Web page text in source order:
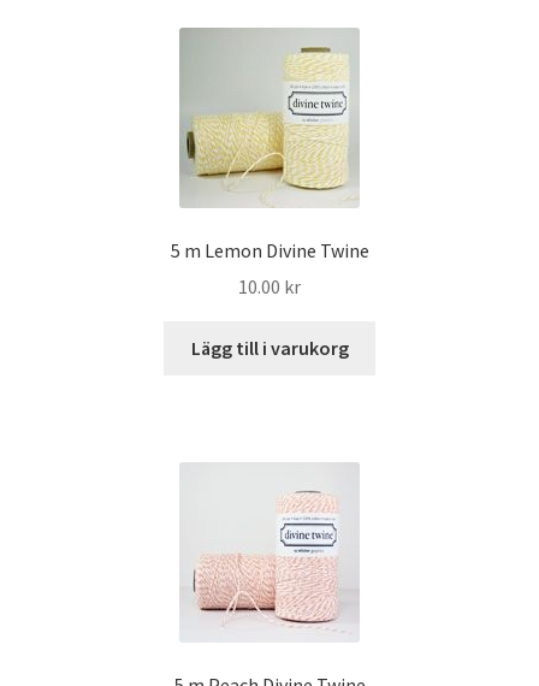
5 m Lemon Divine Twine
10.00 kr
Lägg till i varukorg